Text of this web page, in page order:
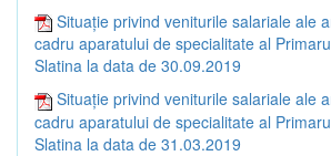
Situație privind veniturile salariale ale
cadru aparatului de specialitate al
Slatina la data de 30.09.2019
Situație privind veniturile salariale ale
cadru aparatului de specialitate al
Slatina la data de 31.03.2019